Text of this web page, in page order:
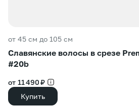
от 45 см до 105 см
Славянские волосы в срезе
#20b
от 11 490 ₽
Купить